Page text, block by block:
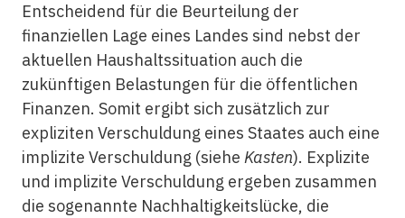
Entscheidend für die Beurteilung der
finanziellen Lage eines Landes sind nebst der
aktuellen Haushaltssituation auch die
zukünftigen Belastungen für die öffentlichen
Finanzen. Somit ergibt sich zusätzlich zur
expliziten Verschuldung eines Staates auch eine
implizite Verschuldung (siehe Kasten). Explizite
und implizite Verschuldung ergeben zusammen
die sogenannte Nachhaltigkeitslücke, die